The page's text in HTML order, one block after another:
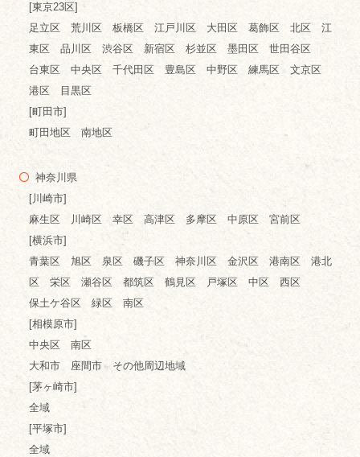
[東京23区]
足立区 荒川区 板橋区 江戸川区 大田区 葛飾区 北区 江
東区 品川区 渋谷区 新宿区 杉並区 墨田区 世田谷区
台東区 中央区 千代田区 豊島区 中野区 練馬区 文京区
港区 目黒区
[町田市]
町田地区 南地区
神奈川県
[川崎市]
麻生区 川崎区 幸区 高津区 多摩区 中原区 宮前区
[横浜市]
青葉区 旭区 泉区 磯子区 神奈川区 金沢区 港南区 港北
区 栄区 瀬谷区 都筑区 鶴見区 戸塚区 中区 西区
保土ケ谷区 緑区 南区
[相模原市]
中央区 南区
大和市 座間市 その他周辺地域
[茅ヶ崎市]
全域
[平塚市]
全域